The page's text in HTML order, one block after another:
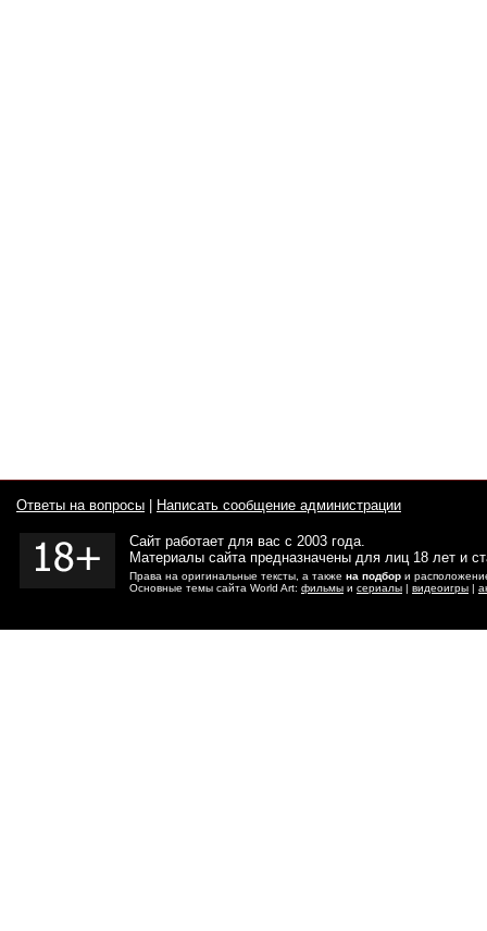
Ответы на вопросы Написать сообщение администрации
Сайт работает для вас с 2003 года.
Материалы сайта предназначены для лиц 18 лет и
Права на оригинальные тексты, а также на подбор и
Основные темы сайта World Art: фильмы и сериалы | видеоигры |